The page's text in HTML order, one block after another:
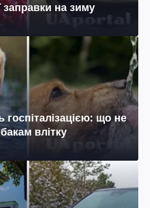
на зиму
госпіталізацією: що не
влітку